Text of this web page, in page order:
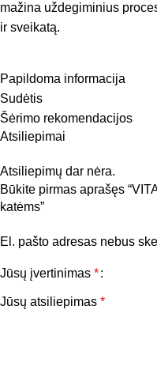
mažina uždegiminius
ir sveikatą.
Papildoma informacija
Sudėtis
Šėrimo rekomendacijos
Atsiliepimai
Atsiliepimų dar nėra.
Būkite pirmas aprašęs
katėms”
El. pašto adresas nebus
Jūsų įvertinimas *
Jūsų atsiliepimas *